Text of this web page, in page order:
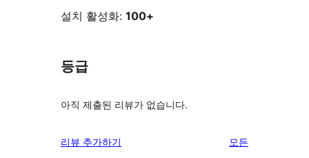
설치 활성화: 100+
등급
아직 제출된 리뷰가 없습니다.
리뷰 추가하기 모든